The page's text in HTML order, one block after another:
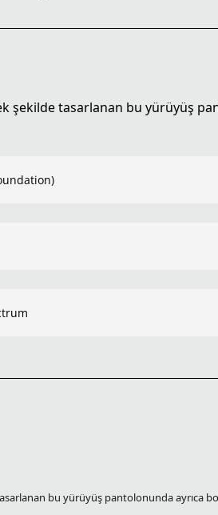
şekilde tasarlanan bu yürüyüş
bu yürüyüş pantolonunda ayrıca